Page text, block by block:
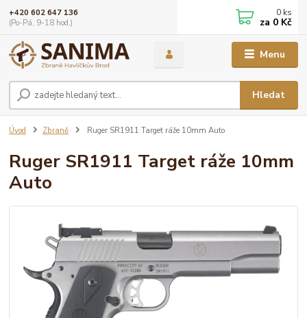
Menu
Hledat
+420 602 647 136
(Po-Pá, 9-18 hod.)
0 ks
za 0 Kč
Úvod Zbraně Ruger SR1911 Target ráže 10mm Auto
Ruger SR1911 Target ráže 10mm
Auto